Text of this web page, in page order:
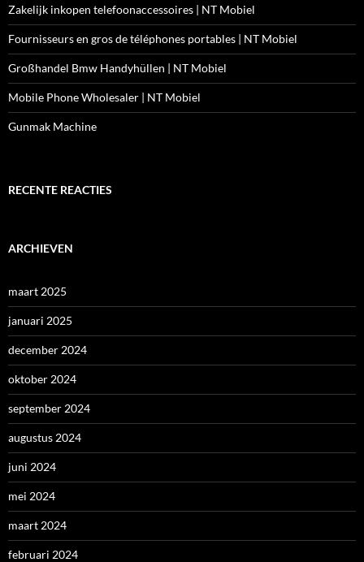
Zakelijk inkopen telefoonaccessoires | NT Mobiel
Fournisseurs en gros de téléphones portables | NT Mobiel
Großhandel Bmw Handyhüllen | NT Mobiel
Mobile Phone Wholesaler | NT Mobiel
Gunmak Machine
RECENTE REACTIES
ARCHIEVEN
maart 2025
januari 2025
december 2024
oktober 2024
september 2024
augustus 2024
juni 2024
mei 2024
maart 2024
februari 2024